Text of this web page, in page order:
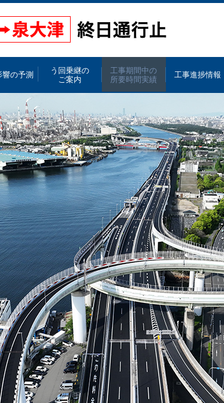
の予測 う回乗継の
ご案内
工事期間中の
所要時間実績 工事進捗情報